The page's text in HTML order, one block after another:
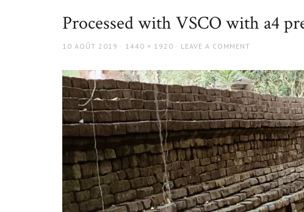
Processed with VSCO with a4
POSTED
10 AOÛT 2019
FULL
1440 × 1920 LEAVE A COMMENT